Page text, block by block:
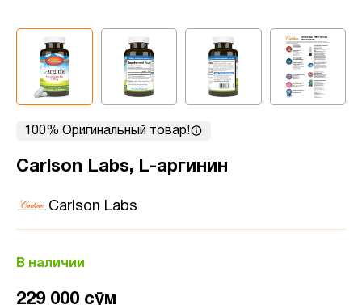
100% Оригинальный товар!
Carlson Labs, L-аргинин
Carlson Labs
В наличии
229 000 сӯм